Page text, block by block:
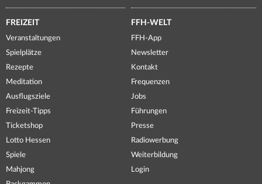
FREIZEIT
Veranstaltungen
Spielplätze
Rezepte
Meditation
Ausflugsziele
Freizeit-Tipps
Ticketshop
Lotto Hessen
Spiele
Mahjong
FFH-WELT
FFH-App
Newsletter
Kontakt
Frequenzen
Jobs
Führungen
Presse
Radiowerbung
Weiterbildung
Login